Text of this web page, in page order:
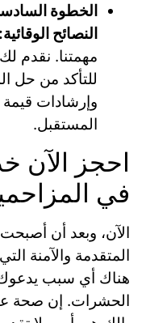
الخطوة
النصائح الوقائية:
مهمتنا. نقدم
للتأكد من حل
وإرشادات
المستقبل.
احجز الآن
في
الآن، وبعد أن
المتقدمة والآمنة
هناك أي سبب يدعوك
الحشرات. إن صحة